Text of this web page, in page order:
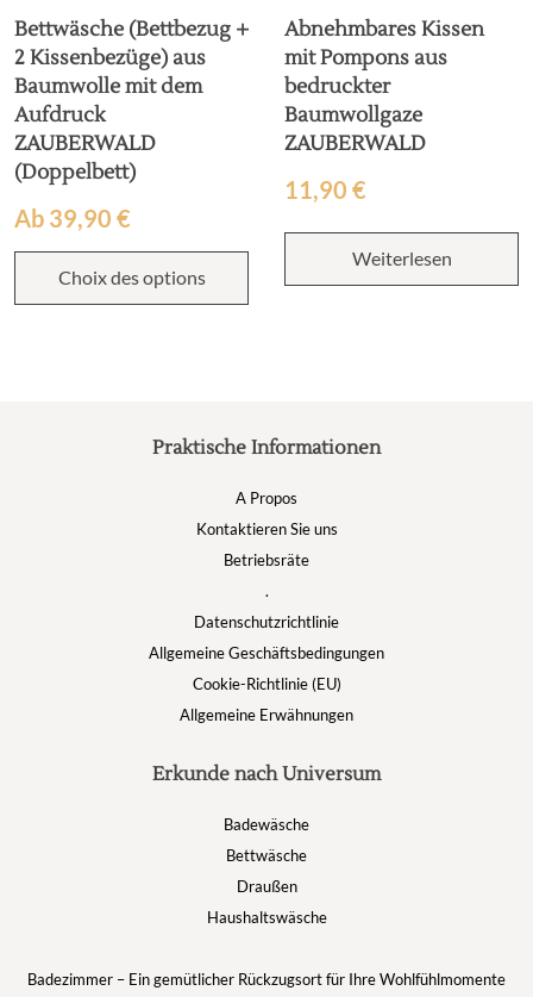
Bettwäsche (Bettbezug +
2 Kissenbezüge) aus
Baumwolle mit dem
Aufdruck
ZAUBERWALD
(Doppelbett)
Ab 39,90 €
Choix des options
Abnehmbares Kissen
mit Pompons aus
bedruckter
Baumwollgaze
ZAUBERWALD
11,90 €
Weiterlesen
Praktische Informationen
A Propos
Kontaktieren Sie uns
Betriebsräte
.
Datenschutzrichtlinie
Allgemeine Geschäftsbedingungen
Cookie-Richtlinie (EU)
Allgemeine Erwähnungen
Erkunde nach Universum
Badewäsche
Bettwäsche
Draußen
Haushaltswäsche
Badezimmer – Ein gemütlicher Rückzugsort für Ihre Wohlfühlmomente